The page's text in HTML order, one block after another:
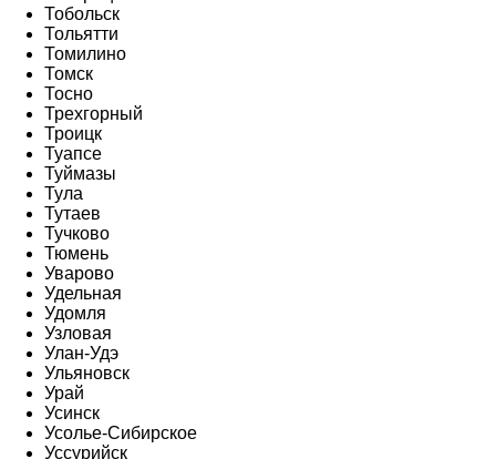
Тобольск
Тольятти
Томилино
Томск
Тосно
Трехгорный
Троицк
Туапсе
Туймазы
Тула
Тутаев
Тучково
Тюмень
Уварово
Удельная
Удомля
Узловая
Улан-Удэ
Ульяновск
Урай
Усинск
Усолье-Сибирское
Уссурийск